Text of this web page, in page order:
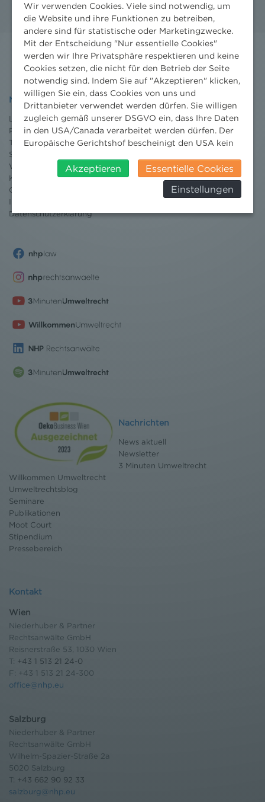
NHP
Leistungen
Projekte
Team
Standorte
Wissenschaft
Karriere
Ombudsstelle
Impressum
Datenschutzerklärung
Nachrichten
News aktuell
Newsletter
3 Minuten Umweltrecht
Willkommen Umweltrecht
Umweltrechtsblog
Seminare
Publikationen
Moot Court
Stipendium
Pressebereich
Kontakt
Wien
Niederhuber & Partner
Rechtsanwälte GmbH
Reisnerstraße 53, 1030 Wien
T: +43 1 513 21 24-0
F: +43 1 513 21 24-300
office@nhp.eu
Salzburg
Niederhuber & Partner
Rechtsanwälte GmbH
Wilhelm-Spazier-Straße 2a
5020 Salzburg
T: +43 662 90 92 33
salzburg@nhp.eu
Wir verwenden Cookies. Viele sind notwendig, um
die Website und ihre Funktionen zu betreiben,
andere sind für statistische oder Marketingzwecke.
Mit der Entscheidung "Nur essentielle Cookies"
werden wir Ihre Privatsphäre respektieren und keine
Cookies setzen, die nicht für den Betrieb der Seite
notwendig sind. Indem Sie auf "Akzeptieren" klicken,
willigen Sie ein, dass Cookies von uns und
Drittanbieter verwendet werden dürfen. Sie willigen
zugleich gemäß unserer DSGVO ein, dass Ihre Daten
in den USA/Canada verarbeitet werden dürfen. Der
Europäische Gerichtshof bescheinigt den USA kein
insbesondere das Risiko, dass ihre Daten durch US-
Behörden, zu Kontroll- und zu
Überwachungszwecken, verarbeitet werden und
werden können. Zudem finden Sie am
Weitere Infomationen finden Sie hier:
Akzeptieren
Essentielle Cookies
Einstellungen